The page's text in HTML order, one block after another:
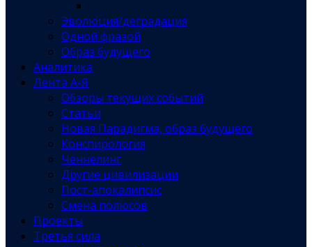
Эволюция/деградация
Одной фразой
Образ будущего
Аналитика
Лента А-Я
Обзоры текущих событий
Статьи
Новая Парадигма, образ будущего
Конспирология
Ченнелинг
Другие цивилизации
Пост-апокалипсис
Смена полюсов
Проекты
Третья сила